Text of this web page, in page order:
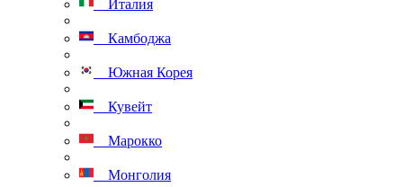
Италия
Камбоджа
Южная Корея
Кувейт
Марокко
Монголия